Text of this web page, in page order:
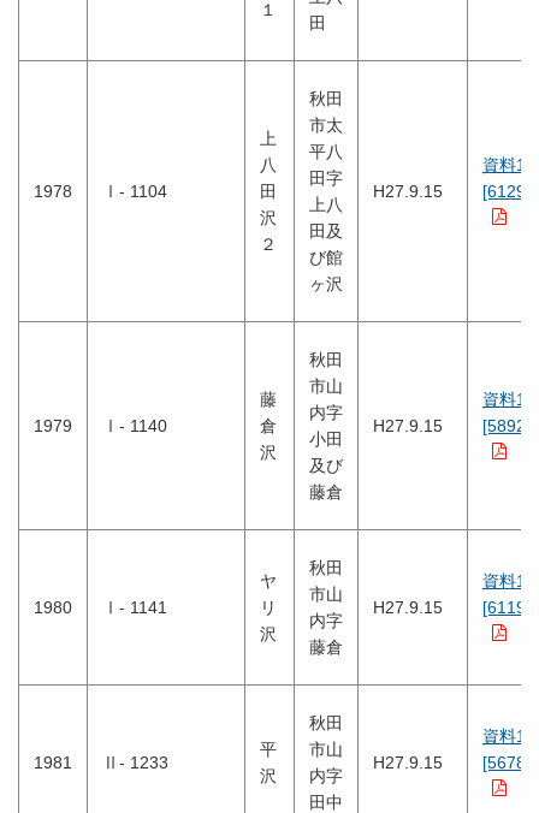
１
田
1978 Ⅰ- 1104
上
八
田
沢
２
秋田
市太
平八
田字
上八
田及
び館
ヶ沢
H27.9.15
資料1
1979 Ⅰ- 1140
藤
倉
沢
秋田
市山
内字
小田
及び
藤倉
H27.9.15
資料1
1980 Ⅰ- 1141
ヤ
リ
沢
秋田
市山
内字
藤倉
H27.9.15
資料1
1981 Ⅱ- 1233
平
沢
秋田
市山
内字
田中
H27.9.15
資料1